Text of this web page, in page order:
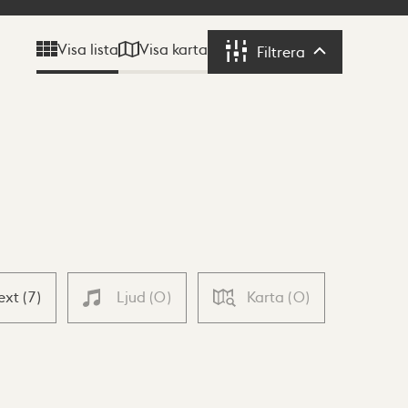
Visa lista Visa karta Filtrera Filtrera
(7) Ljud (0) Karta (0)